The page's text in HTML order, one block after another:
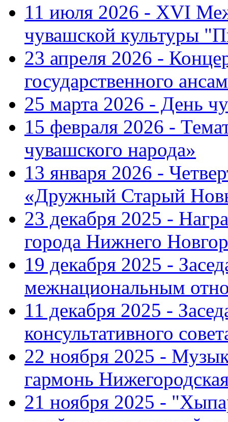
11 июля 2026 - XVI
чувашской культуры
23 апреля 2026 -
государственного
25 марта 2026 - День
15 февраля 2026 -
чувашского народа»
13 января 2026 -
«Дружный Старый
23 декабря 2025 -
города Нижнего
19 декабря 2025 -
межнациональным
11 декабря 2025 -
консультативного
22 ноября 2025 -
гармонь
21 ноября 2025 -